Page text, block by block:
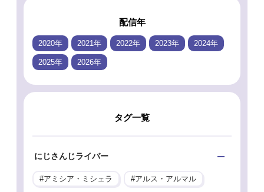
配信年
2020年 2021年 2022年 2023年 2024年
2025年 2026年
タグ一覧
にじさんじライバー
アミシア・ミシェラ アルス・アルマル